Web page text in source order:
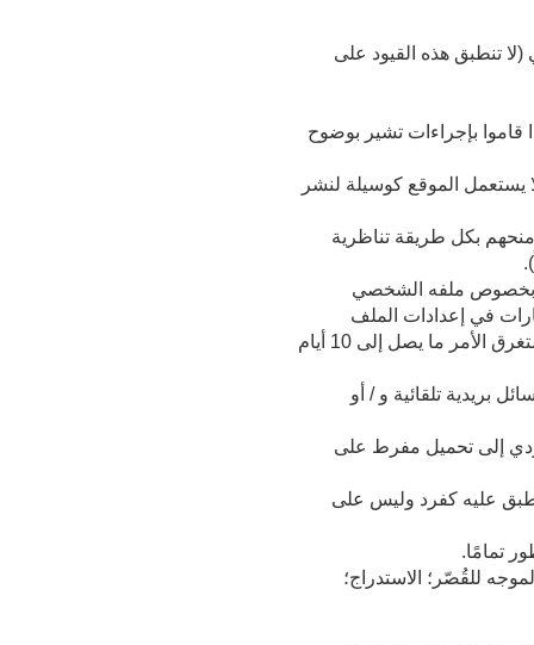
(لا تنطبق هذه القيود على
قاموا بإجراءات تشير بوضوح
الموقع كوسيلة لنشر
منحهم بكل طريقة تناظرية
بخصوص ملفه الشخصي
في إعدادات الملف
الشخصي. يدرك المستخدم أنه بعد إلغاء الاشتراك من قنوات معينة و / أو حذف الملف الشخصي، قد يستغرق الأمر ما يصل إلى 10 أيام
بريدية تلقائية و / أو
تؤدي إلى تحميل مفرط على
عليه كفرد وليس على
تمامًا.
للقُصّر؛ الاستدراج؛